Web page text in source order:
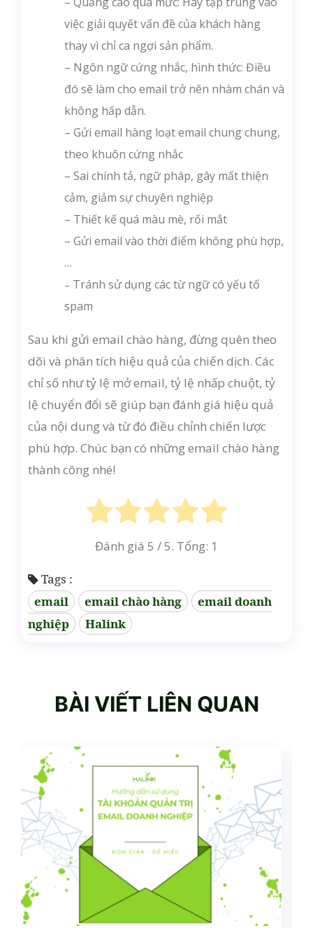
việc giải quyết vấn đề của khách hàng
thay vì chỉ ca ngợi sản phẩm.
– Ngôn ngữ cứng nhắc, hình thức: Điều
đó sẽ làm cho email trở nên nhàm chán và
không hấp dẫn.
– Gửi email hàng loạt email chung chung,
theo khuôn cứng nhắc
– Sai chính tả, ngữ pháp, gây mất thiện
cảm, giảm sự chuyên nghiệp
– Thiết kế quá màu mè, rối mắt
– Gửi email vào thời điểm không phù hợp,
…
– Tránh sử dụng các từ ngữ có yếu tố
spam
Sau khi gửi email chào hàng, đừng quên theo
dõi và phân tích hiệu quả của chiến dịch. Các
chỉ số như tỷ lệ mở email, tỷ lệ nhấp chuột, tỷ
lệ chuyển đổi sẽ giúp bạn đánh giá hiệu quả
của nội dung và từ đó điều chỉnh chiến lược
phù hợp. Chúc bạn có những email chào hàng
thành công nhé!
Đánh giá 5 / 5. Tổng: 1
Tags :
email
email chào hàng
email doanh
nghiệp
Halink
BÀI VIẾT LIÊN QUAN